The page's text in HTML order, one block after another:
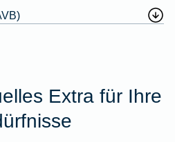
Extra für Ihre